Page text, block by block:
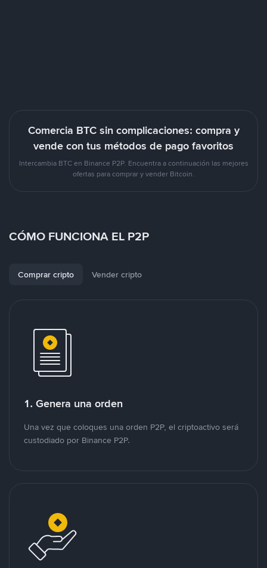
Comercia BTC sin complicaciones: compra y
vende con tus métodos de pago favoritos
Intercambia BTC en Binance P2P. Encuentra a continuación las mejores
ofertas para comprar y vender Bitcoin.
CÓMO FUNCIONA EL P2P
Comprar cripto Vender cripto
1. Genera una orden
Una vez que coloques una orden P2P, el criptoactivo será
custodiado por Binance P2P.